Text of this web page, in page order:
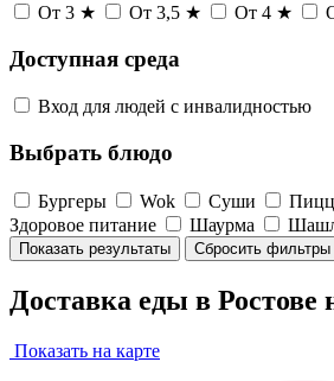
От 3 ★ От 3,5 ★ От 4 ★
Доступная среда
Вход для людей с инвалидностью
Выбрать блюдо
Бургеры Wok Суши
Здоровое питание
Шаурма
Показать результаты Сбросить фильтры
Доставка еды в Ростове
Показать на карте